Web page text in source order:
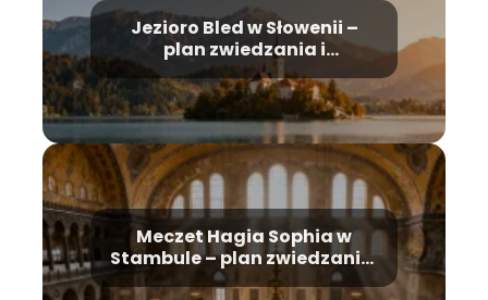
Jezioro Bled w Słowenii –
plan zwiedzania i
najważniejsze atrakcje
Meczet Hagia Sophia w
Stambule – plan zwiedzania,
historia, bilety